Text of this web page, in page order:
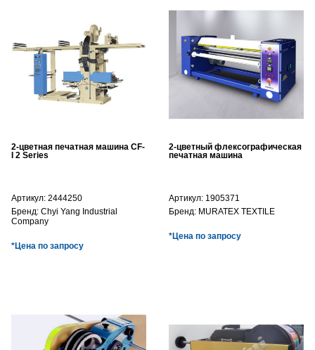
2-цветная печатная машина CF-
I 2 Series
Артикул: 2444250
Бренд: Chyi Yang Industrial
Company
*Цена по запросу
2-цветный флексографическая
печатная машина
Артикул: 1905371
Бренд: MURATEX TEXTILE
*Цена по запросу